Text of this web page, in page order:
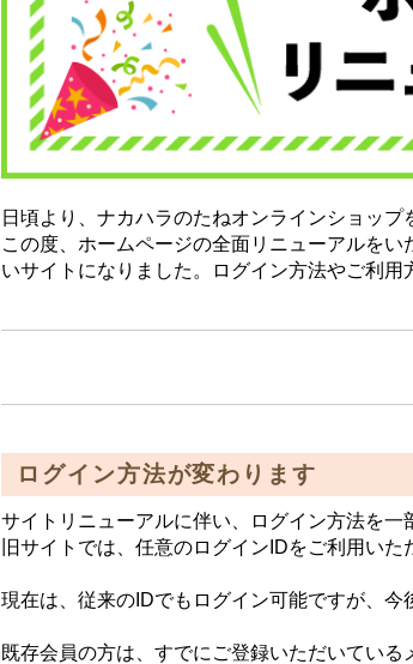
日頃より、ナカハラのたねオンラインショッ
この度、ホームページの全面リニューアルを
いサイトになりました。ログイン方法やご利
ログイン方法が変わります
サイトリニューアルに伴い、ログイン方法を一
旧サイトでは、任意のログインIDをご利用いた
現在は、従来のIDでもログイン可能ですが、今
既存会員の方は、すでにご登録いただいてい